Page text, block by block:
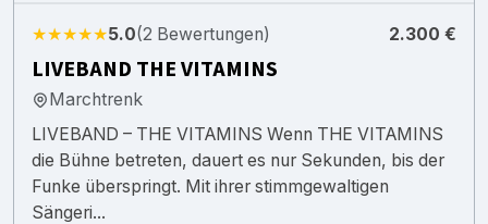
★★★★★5.0(2 Bewertungen) 2.300 €
LIVEBAND THE VITAMINS
Marchtrenk
LIVEBAND – THE VITAMINS Wenn THE VITAMINS
die Bühne betreten, dauert es nur Sekunden, bis der
Funke überspringt. Mit ihrer stimmgewaltigen
Sängeri...